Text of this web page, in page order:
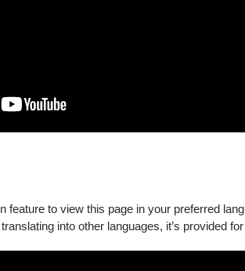
feature to view this page in your preferred
into other languages, it’s provided